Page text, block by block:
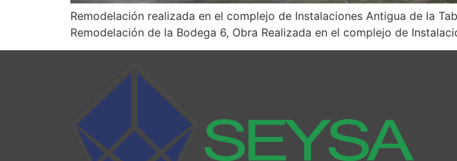
Remodelación realizada en el complejo de Instalaciones Antigua de la
Remodelación de la Bodega 6, Obra Realizada en el complejo de